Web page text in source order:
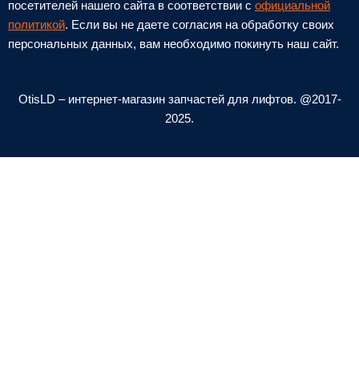
o
n
e
a
t
v
e
l
p
посетителей нашего сайта в соответствии с официальной
политикой. Если вы не даете согласия на обработку своих
персональных данных, вам необходимо покинуть наш сайт.
OtisLD – интернет-магазин запчастей для лифтов. @2017-
2025.